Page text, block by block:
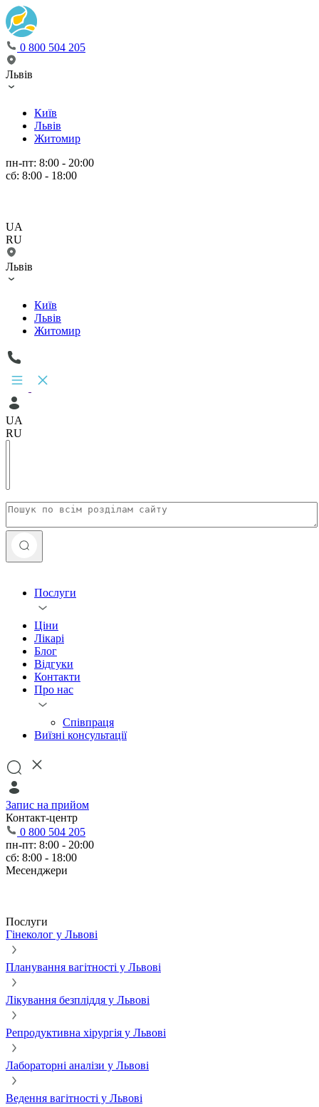
0 800 504 205
Львів
Київ
Львів
Житомир
пн-пт: 8:00 - 20:00
сб: 8:00 - 18:00
UA
RU
Львів
Київ
Львів
Житомир
UA
RU
Послуги
Ціни
Лікарі
Блог
Відгуки
Контакти
Про нас
Співпраця
Виїзні консультації
Запис на прийом
Контакт-центр
0 800 504 205
пн-пт: 8:00 - 20:00
сб: 8:00 - 18:00
Месенджери
Послуги
Гінеколог у Львові
Планування вагітності у Львові
Лікування безпліддя у Львові
Репродуктивна хірургія у Львові
Лабораторні аналізи у Львові
Ведення вагітності у Львові